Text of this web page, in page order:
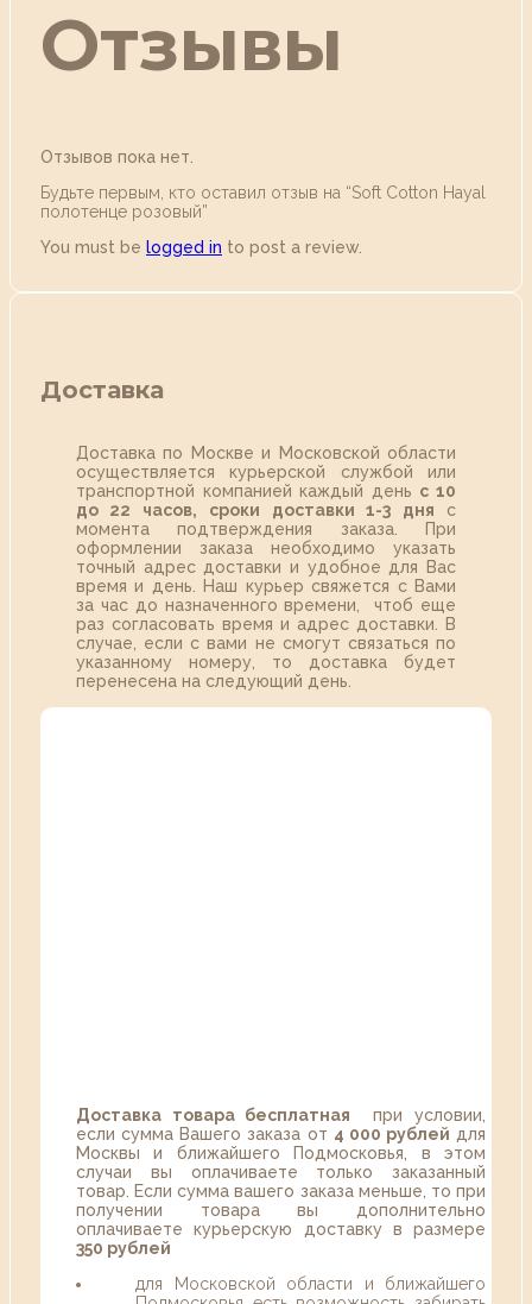
Отзывы
Отзывов пока нет.
Будьте первым, кто оставил отзыв на “Soft Сotton Hayal
полотенце розовый”
You must be logged in to post a review.
Доставка
Доставка по Москве и Московской области
осуществляется курьерской службой или
транспортной компанией каждый день с 10
до 22 часов,
сроки доставки 1-3 дня с
момента подтверждения заказа. При
оформлении заказа необходимо указать
точный адрес доставки и удобное для Вас
время и день. Наш курьер свяжется с Вами
за час до назначенного времени, чтоб еще
раз согласовать время и адрес доставки. В
случае, если с вами не смогут связаться по
указанному номеру, то доставка будет
перенесена на следующий день.
Доставка товара бесплатная при условии,
если сумма Вашего заказа от 4 000 рублей для
Москвы и ближайшего Подмосковья, в этом
случаи вы оплачиваете только заказанный
товар. Если сумма вашего заказа меньше, то при
получении товара вы дополнительно
оплачиваете курьерскую доставку в размере
350 рублей
для Московской области и ближайшего